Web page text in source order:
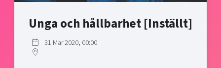
Bright East
Talent & skills
Startup & industry collaboration
Offers to boost your business
Projects
Publications
Project toolbox
Today's lunch in Mjärdevi
Unga och hållbarhet [Inställt]
31 Mar 2020, 00:00